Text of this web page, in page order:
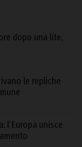
dopo una lite,
le repliche
l’Europa unisce